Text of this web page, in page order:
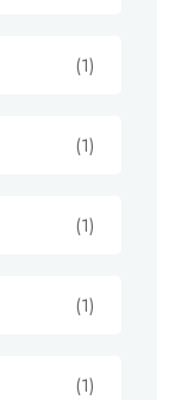
(1)
(1)
(1)
(1)
(1)